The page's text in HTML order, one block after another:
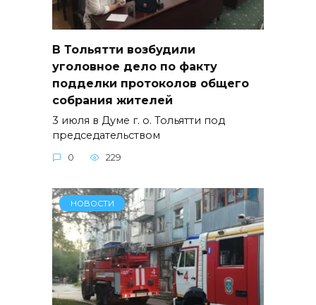
В Тольятти возбудили
уголовное дело по факту
подделки протоколов общего
собрания жителей
3 июля в Думе г. о. Тольятти под
председательством
0 229
НОВОСТИ